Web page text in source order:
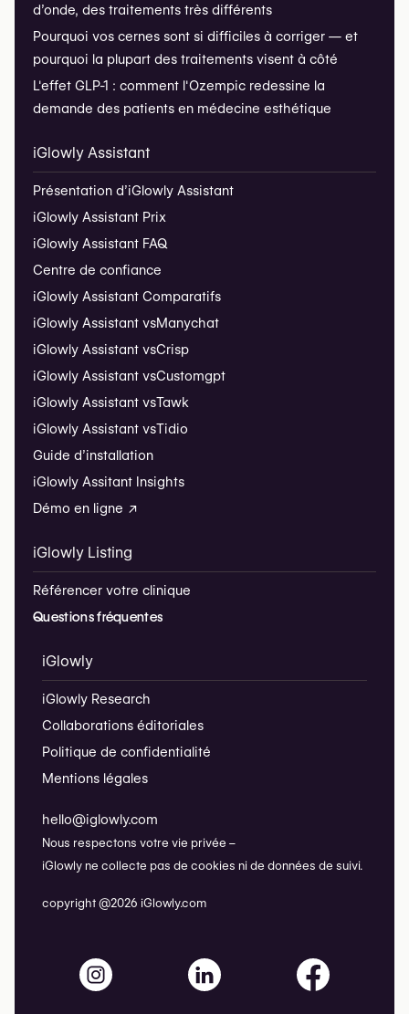
d’onde, des traitements très différents
Pourquoi vos cernes sont si difficiles à corriger — et
pourquoi la plupart des traitements visent à côté
L'effet GLP-1 : comment l'Ozempic redessine la
demande des patients en médecine esthétique
iGlowly Assistant
Présentation d’iGlowly Assistant
iGlowly Assistant Prix
iGlowly Assistant FAQ
Centre de confiance
iGlowly Assistant Comparatifs
iGlowly Assistant vsManychat
iGlowly Assistant vsCrisp
iGlowly Assistant vsCustomgpt
iGlowly Assistant vsTawk
iGlowly Assistant vsTidio
Guide d’installation
iGlowly Assitant Insights
Démo en ligne ↗
iGlowly Listing
Référencer votre clinique
Questions fréquentes
iGlowly
iGlowly Research
Collaborations éditoriales
Politique de confidentialité
Mentions légales
hello@iglowly.com
Nous respectons votre vie privée –
iGlowly ne collecte pas de cookies ni de données de suivi.
copyright @2026 iGlowly.com